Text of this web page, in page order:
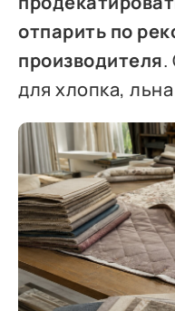
отпарить по
производителя.
для хлопка,